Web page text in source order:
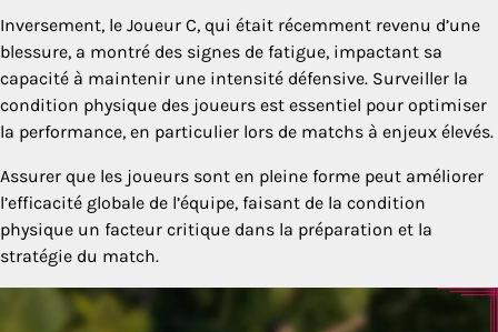
Inversement, le Joueur C, qui était récemment revenu d’une
blessure, a montré des signes de fatigue, impactant sa
capacité à maintenir une intensité défensive. Surveiller la
condition physique des joueurs est essentiel pour optimiser
la performance, en particulier lors de matchs à enjeux élevés.
Assurer que les joueurs sont en pleine forme peut améliorer
l’efficacité globale de l’équipe, faisant de la condition
physique un facteur critique dans la préparation et la
stratégie du match.